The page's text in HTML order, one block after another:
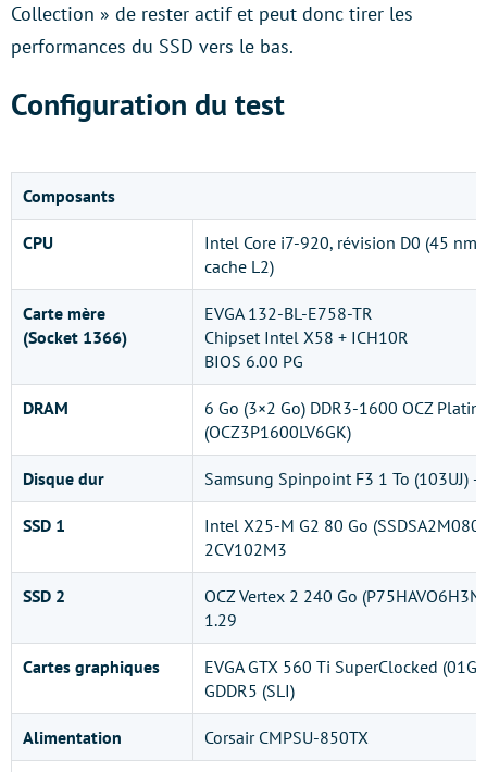
Collection » de rester actif et peut donc tirer les
performances du SSD vers le bas.
Configuration du test
Composants
CPU
Intel Core i7-920, révision D0 (45 nm,
cache L2)
Carte mère
(Socket 1366)
EVGA 132-BL-E758-TR
Chipset Intel X58 + ICH10R
BIOS 6.00 PG
DRAM
6 Go (3×2 Go) DDR3-1600 OCZ
(OCZ3P1600LV6GK)
Disque dur Samsung Spinpoint F3 1 To (103UJ)
SSD 1
Intel X25-M G2 80 Go
2CV102M3
SSD 2
OCZ Vertex 2 240 Go
1.29
Cartes graphiques
EVGA GTX 560 Ti SuperClocked
GDDR5 (SLI)
Alimentation Corsair CMPSU-850TX